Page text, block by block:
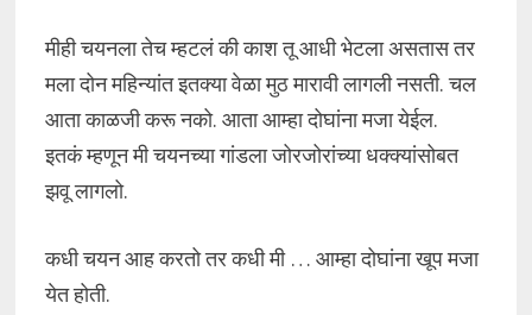
मीही चयनला तेच म्हटलं की काश तू आधी भेटला असतास तर
मला दोन महिन्यांत इतक्या वेळा मुठ मारावी लागली नसती. चल
आता काळजी करू नको. आता आम्हा दोघांना मजा येईल.
इतकं म्हणून मी चयनच्या गांडला जोरजोरांच्या धक्क्यांसोबत
झवू लागलो.
कधी चयन आह करतो तर कधी मी … आम्हा दोघांना खूप मजा
येत होती.